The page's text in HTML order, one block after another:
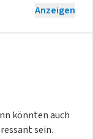
Anzeigen
könnten auch
sein.